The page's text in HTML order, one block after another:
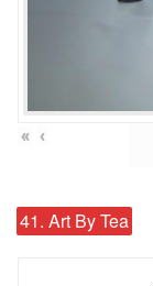
« ‹
41. Art By Tea